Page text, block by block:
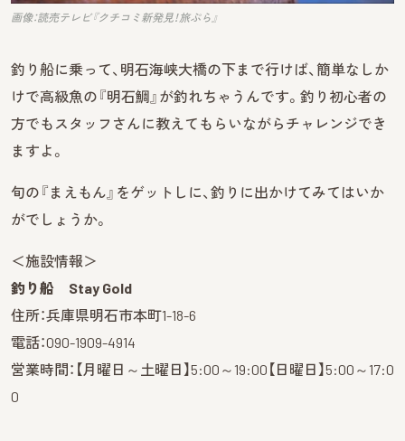
画像：読売テレビ『クチコミ新発見！旅ぷら』
釣り船に乗って、明石海峡大橋の下まで行けば、簡単なしか
けで高級魚の『明石鯛』が釣れちゃうんです。釣り初心者の
方でもスタッフさんに教えてもらいながらチャレンジでき
ますよ。
旬の『まえもん』をゲットしに、釣りに出かけてみてはいか
がでしょうか。
＜施設情報＞
釣り船 Stay Gold
住所：兵庫県明石市本町1-18-6
電話：090-1909-4914
営業時間：【月曜日～土曜日】5:00～19:00【日曜日】5:00～17:0
0